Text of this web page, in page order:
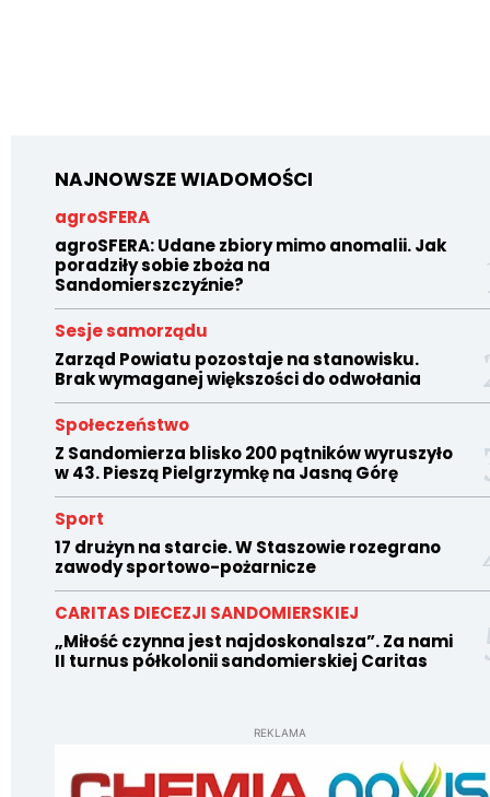
NAJNOWSZE WIADOMOŚCI
agroSFERA
agroSFERA: Udane zbiory mimo anomalii. Jak
poradziły sobie zboża na
Sandomierszczyźnie?
Sesje samorządu
Zarząd Powiatu pozostaje na stanowisku.
Brak wymaganej większości do odwołania
Społeczeństwo
Z Sandomierza blisko 200 pątników wyruszyło
w 43. Pieszą Pielgrzymkę na Jasną Górę
Sport
17 drużyn na starcie. W Staszowie rozegrano
zawody sportowo-pożarnicze
CARITAS DIECEZJI SANDOMIERSKIEJ
„Miłość czynna jest najdoskonalsza”. Za nami
II turnus półkolonii sandomierskiej Caritas
REKLAMA